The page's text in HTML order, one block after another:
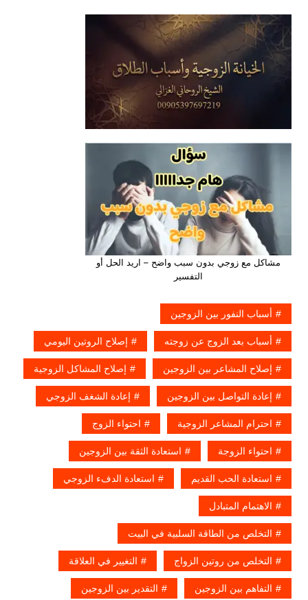
مشاكل مع زوجي بدون سبب واضح – اريد الحل أو
التفسير
أسباب النفور بين الزوجين
أسباب بعد الزوج عن زوجته إصلاح الروتين اليومي
إصلاح المشاعر بين الزوجين إصلاح المشاكل الزوجية
إعادة التواصل بين الزوجين إعادة الشغف الزوجي
احترام المشاعر الزوجية احتواء الزوج
احتواء الزوجة استعادة الثقة بين الزوجين
استعادة الحب القديم استعادة الدفء الزوجي
الاهتمام المتبادل
التخلص من الطاقة السلبية في البيت
التخلص من روتين الزواج التغيير في العلاقة
التفاهم بين الزوجين التقدير بين الزوجين